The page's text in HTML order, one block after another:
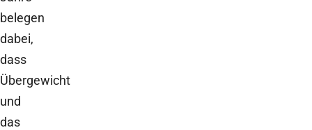
belegen
dabei,
dass
Übergewicht
und
das